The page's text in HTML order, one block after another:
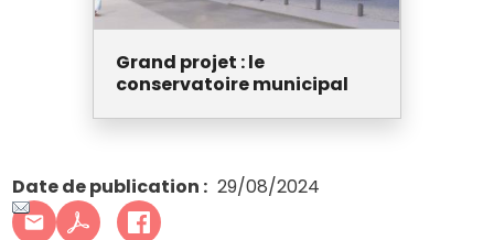
Grand projet : le
conservatoire municipal
Date de publication 29/08/2024